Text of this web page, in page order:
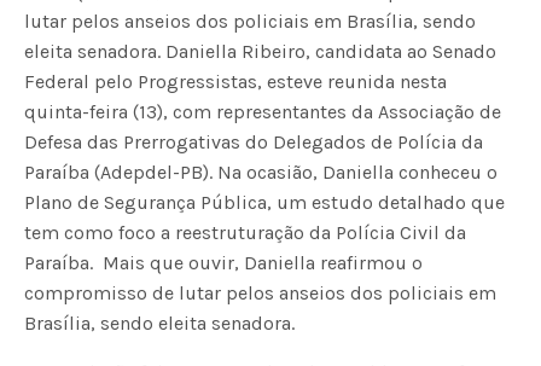
lutar pelos anseios dos policiais em Brasília, sendo
eleita senadora. Daniella Ribeiro, candidata ao Senado
Federal pelo Progressistas, esteve reunida nesta
quinta-feira (13), com representantes da Associação de
Defesa das Prerrogativas do Delegados de Polícia da
Paraíba (Adepdel-PB). Na ocasião, Daniella conheceu o
Plano de Segurança Pública, um estudo detalhado que
tem como foco a reestruturação da Polícia Civil da
Paraíba. Mais que ouvir, Daniella reafirmou o
compromisso de lutar pelos anseios dos policiais em
Brasília, sendo eleita senadora.